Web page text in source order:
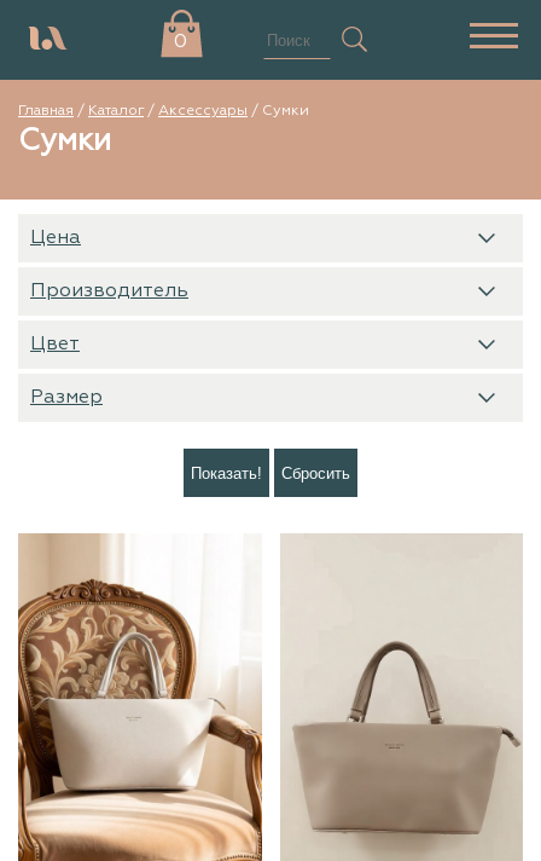
0
Главная / Каталог/ Аксессуары / Сумки
Сумки
Цена
Производитель
Цвет
Размер
Показать! Сбросить